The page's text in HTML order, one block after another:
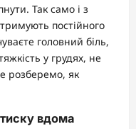
Так само і з
постійного
головний біль,
у грудях, не
розберемо, як
вдома